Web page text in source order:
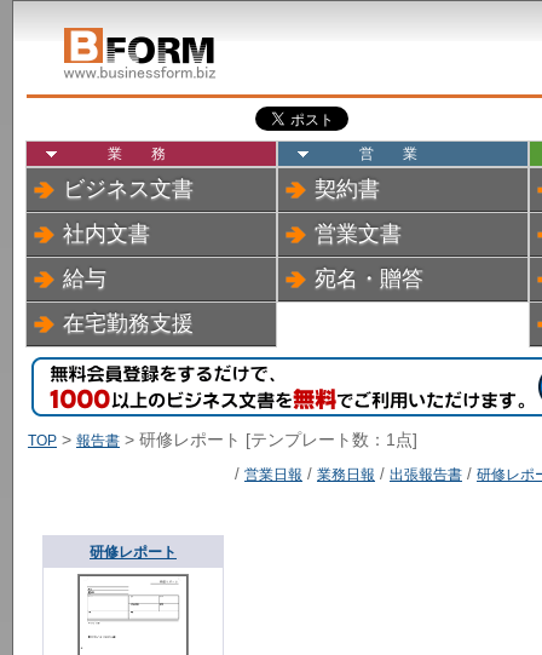
業務
ビジネス文書
社内文書
給与
在宅勤務支援
営業
契約書
営業文書
宛名・贈答
TOP > 報告書 > 研修レポート [テンプレート数：1点]
/ 営業日報 / 業務日報 / 出張報告書/ 研修レポ
研修レポート